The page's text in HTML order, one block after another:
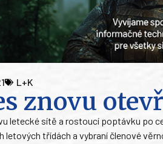
L+K
znovu
letecké sítě a rostoucí poptávku po
letových třídách a vybraní členové